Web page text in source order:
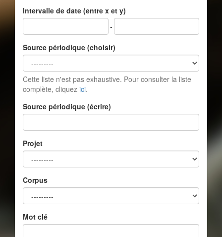
Intervalle de date (entre x et y)
-
Source périodique (choisir)
Cette liste n'est pas exhaustive. Pour consulter la liste
complète, cliquez ici.
Source périodique (écrire)
Projet
Corpus
Mot clé